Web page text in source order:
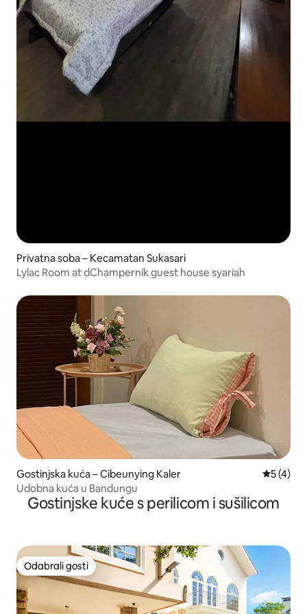
Privatna soba – Kecamatan Sukasari
Lylac Room at dChampernik guest house syariah
Gostinjska kuća – Cibeunying Kaler
5 (4)
Udobna kuća u Bandungu
Gostinjske kuće s perilicom i sušilicom
Odabrali gosti
Odabrali gosti